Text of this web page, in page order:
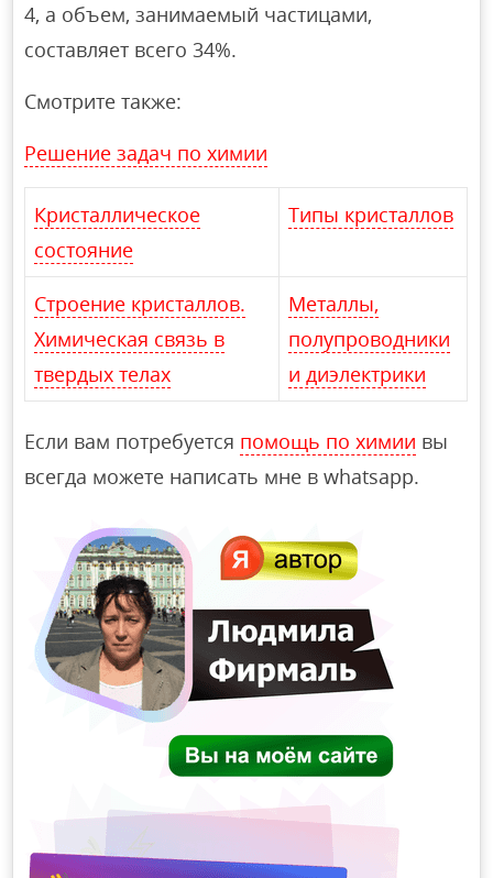
4, а объем, занимаемый частицами,
составляет всего 34%.
Смотрите также:
Решение задач по химии
Кристаллическое
состояние
Типы кристаллов
Строение кристаллов.
Химическая связь в
твердых телах
Металлы,
полупроводники
и диэлектрики
Если вам потребуется помощь по химии вы
всегда можете написать мне в whatsapp.